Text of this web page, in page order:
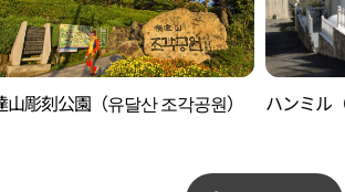
山彫刻公園（유달산 조각공원） ハンミル